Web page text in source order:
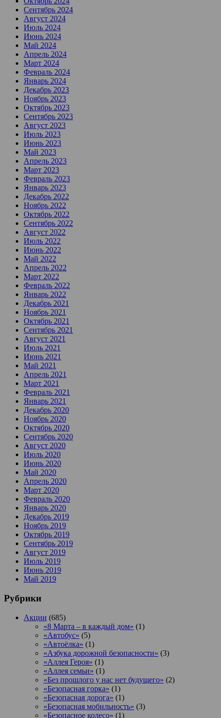
Сентябрь 2024
Август 2024
Июль 2024
Июнь 2024
Май 2024
Апрель 2024
Март 2024
Февраль 2024
Январь 2024
Декабрь 2023
Ноябрь 2023
Октябрь 2023
Сентябрь 2023
Август 2023
Июль 2023
Июнь 2023
Май 2023
Апрель 2023
Март 2023
Февраль 2023
Январь 2023
Декабрь 2022
Ноябрь 2022
Октябрь 2022
Сентябрь 2022
Август 2022
Июль 2022
Июнь 2022
Май 2022
Апрель 2022
Март 2022
Февраль 2022
Январь 2022
Декабрь 2021
Ноябрь 2021
Октябрь 2021
Сентябрь 2021
Август 2021
Июль 2021
Июнь 2021
Май 2021
Апрель 2021
Март 2021
Февраль 2021
Январь 2021
Декабрь 2020
Ноябрь 2020
Октябрь 2020
Сентябрь 2020
Август 2020
Июль 2020
Июнь 2020
Май 2020
Апрель 2020
Март 2020
Февраль 2020
Январь 2020
Декабрь 2019
Ноябрь 2019
Октябрь 2019
Сентябрь 2019
Август 2019
Июль 2019
Июнь 2019
Май 2019
Рубрики
Акции (685)
«8 Марта – в каждый дом» (1)
«Автобус» (5)
«Автоёлка» (1)
«Азбука дорожной безопасности» (3)
«Аллея Героя» (1)
«Аллея семьи» (1)
«Без прошлого у нас нет будущего» (2)
«Безопасная горка» (1)
«Безопасная дорога» (1)
«Безопасная мобильность» (3)
«Безопасное колесо» (1)